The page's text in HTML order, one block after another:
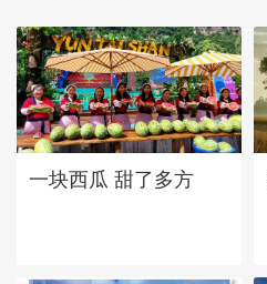
一块西瓜 甜了多方